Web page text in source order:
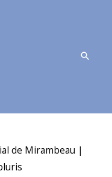
de Mirambeau |